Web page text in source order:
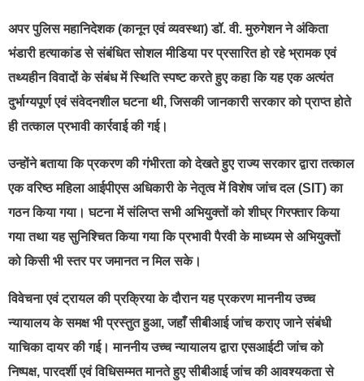
अपर पुलिस महानिदेशक (कानून एवं व्यवस्था) डॉ. वी. मुरुगेशन ने अंकिता
भंडारी हत्याकांड से संबंधित सोशल मीडिया पर प्रसारित हो रहे भ्रामक एवं
तथ्यहीन विवादों के संबंध में स्थिति स्पष्ट करते हुए कहा कि यह एक अत्यंत
दुर्भाग्यपूर्ण एवं संवेदनशील घटना थी, जिसकी जानकारी सरकार को प्राप्त होते
ही तत्काल प्रभावी कार्रवाई की गई।
उन्होंने बताया कि प्रकरण की गंभीरता को देखते हुए राज्य सरकार द्वारा तत्काल
एक वरिष्ठ महिला आईपीएस अधिकारी के नेतृत्व में विशेष जांच दल (SIT) का
गठन किया गया। घटना में संलिप्त सभी अभियुक्तों को शीघ्र गिरफ्तार किया
गया तथा यह सुनिश्चित किया गया कि प्रभावी पैरवी के माध्यम से अभियुक्तों
को किसी भी स्तर पर जमानत न मिल सके।
विवेचना एवं ट्रायल की प्रक्रिया के दौरान यह प्रकरण माननीय उच्च
न्यायालय के समक्ष भी प्रस्तुत हुआ, जहाँ सीबीआई जांच कराए जाने संबंधी
याचिका दायर की गई। माननीय उच्च न्यायालय द्वारा एसआईटी जांच को
निष्पक्ष, पारदर्शी एवं विधिसम्मत मानते हुए सीबीआई जांच की आवश्यकता से